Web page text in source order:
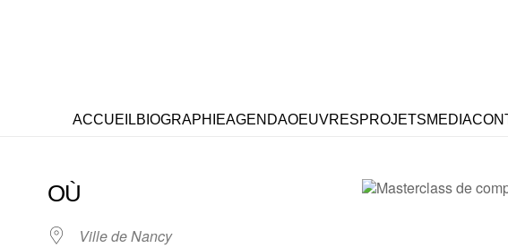
ACCUEILBIOGRAPHIEAGENDAOEUVRESPROJETSMEDIA
OÙ
Ville de Nancy